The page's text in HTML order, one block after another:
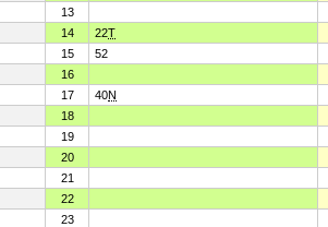
13
14 22T
15 52
16
17 40N
18
19
20
21
22
23